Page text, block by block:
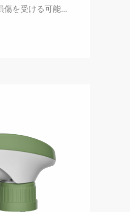
傷を受ける可能...